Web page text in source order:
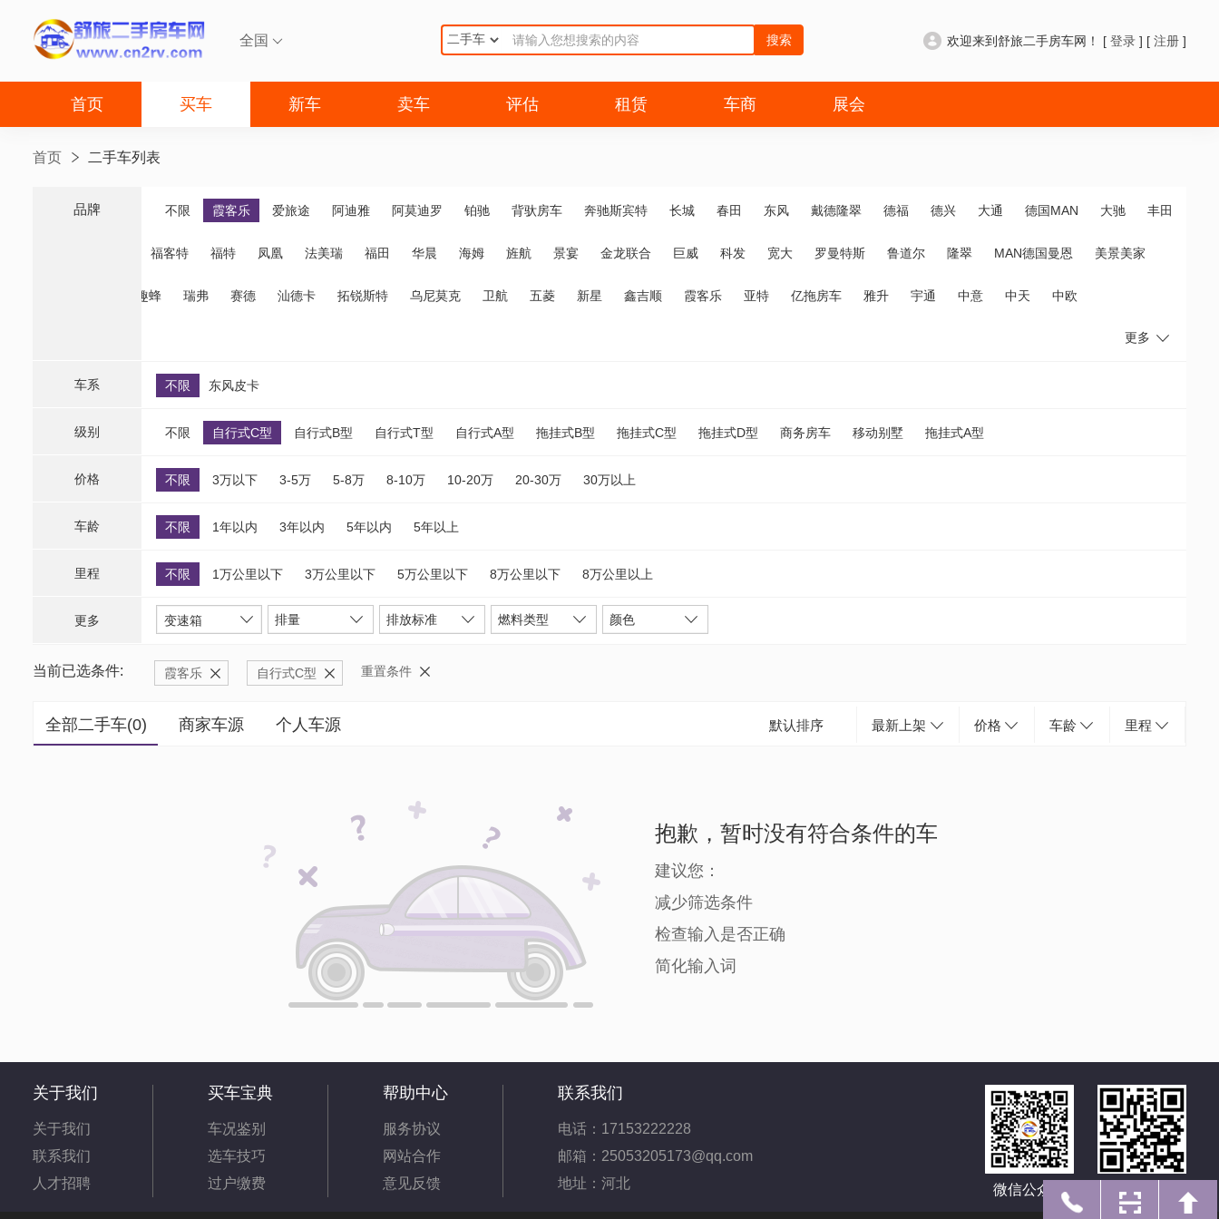
全国  搜索 欢迎来到舒旅二手房车网！ [ 登录 ] [ 注册 ]
首页 买车 新车 卖车 评估 租赁 车商 展会
首页 二手车列表
品牌 不限 霞客乐 爱旅途 阿迪雅 阿莫迪罗 铂驰 背驮房车 奔驰斯宾特 长城 春田 东风 戴德隆翠 德福 德兴 大通 德国MAN 大驰 丰田
福客特 福特 凤凰 法美瑞 福田 华晨 海姆 旌航 景宴 金龙联合 巨威 科发 宽大 罗曼特斯 鲁道尔 隆翠 MAN德国曼恩 美景美家
趣蜂 瑞弗 赛德 汕德卡 拓锐斯特 乌尼莫克 卫航 五菱 新星 鑫吉顺 霞客乐 亚特 亿拖房车 雅升 宇通 中意 中天 中欧
更多
品牌
车系 不限 东风皮卡
级别 不限 自行式C型 自行式B型 自行式T型 自行式A型 拖挂式B型 拖挂式C型 拖挂式D型 商务房车 移动别墅 拖挂式A型
价格 不限 3万以下 3-5万 5-8万 8-10万 10-20万 20-30万 30万以上
车龄 不限 1年以内 3年以内 5年以内 5年以上
里程 不限 1万公里以下 3万公里以下 5万公里以下 8万公里以下 8万公里以上
更多 变速箱 排量 排放标准 燃料类型 颜色
当前已选条件: 霞客乐 自行式C型 重置条件
全部二手车(0) 商家车源 个人车源 默认排序 最新上架 价格 车龄 里程
抱歉，暂时没有符合条件的车
建议您：
减少筛选条件
检查输入是否正确
简化输入词
关于我们
关于我们
联系我们
人才招聘
买车宝典
车况鉴别
选车技巧
过户缴费
帮助中心
服务协议
网站合作
意见反馈
联系我们
电话：17153222228
邮箱：25053205173@qq.com
地址：河北
微信公众号 手机网址